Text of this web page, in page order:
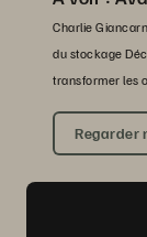
Charlie
du stockage
transformer les
Regarder